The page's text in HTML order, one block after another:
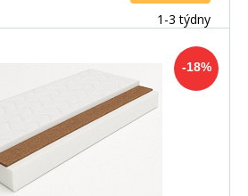
1-3 týdny
-18%